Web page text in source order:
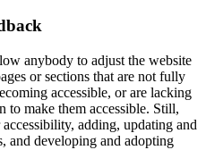
anybody to adjust the website
or sections that are not fully
accessible, or are lacking
to make them accessible. Still,
adding, updating and
and developing and adopting